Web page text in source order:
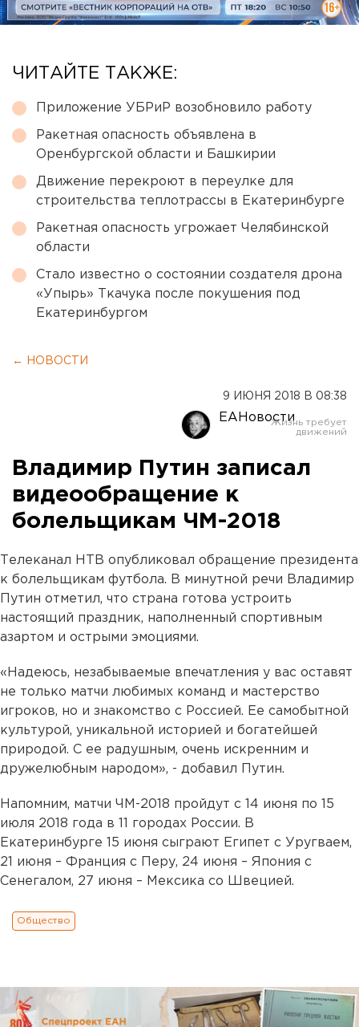
ЧИТАЙТЕ ТАКЖЕ:
Приложение УБРиР возобновило работу
Ракетная опасность объявлена в
Оренбургской области и Башкирии
Движение перекроют в переулке для
строительства теплотрассы в Екатеринбурге
Ракетная опасность угрожает Челябинской
области
Стало известно о состоянии создателя дрона
«Упырь» Ткачука после покушения под
Екатеринбургом
← НОВОСТИ
9 ИЮНЯ 2018 В 08:38
ЕАНовости
Владимир Путин записал
видеообращение к
болельщикам ЧМ-2018
Телеканал НТВ опубликовал обращение президента
к болельщикам футбола. В минутной речи Владимир
Путин отметил, что страна готова устроить
настоящий праздник, наполненный спортивным
азартом и острыми эмоциями.
«Надеюсь, незабываемые впечатления у вас оставят
не только матчи любимых команд и мастерство
игроков, но и знакомство с Россией. Ее самобытной
культурой, уникальной историей и богатейшей
природой. С ее радушным, очень искренним и
дружелюбным народом», - добавил Путин.
Напомним, матчи ЧМ-2018 пройдут с 14 июня по 15
июля 2018 года в 11 городах России. В
Екатеринбурге 15 июня сыграют Египет с Уругваем,
21 июня – Франция с Перу, 24 июня – Япония с
Сенегалом, 27 июня – Мексика со Швецией.
Общество